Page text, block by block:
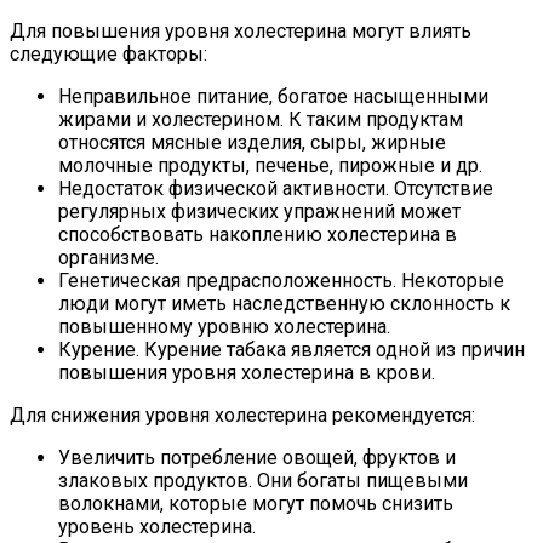
Для повышения уровня холестерина могут влиять
следующие факторы:
Неправильное питание, богатое насыщенными
жирами и холестерином. К таким продуктам
относятся мясные изделия, сыры, жирные
молочные продукты, печенье, пирожные и др.
Недостаток физической активности. Отсутствие
регулярных физических упражнений может
способствовать накоплению холестерина в
организме.
Генетическая предрасположенность. Некоторые
люди могут иметь наследственную склонность к
повышенному уровню холестерина.
Курение. Курение табака является одной из причин
повышения уровня холестерина в крови.
Для снижения уровня холестерина рекомендуется:
Увеличить потребление овощей, фруктов и
злаковых продуктов. Они богаты пищевыми
волокнами, которые могут помочь снизить
уровень холестерина.